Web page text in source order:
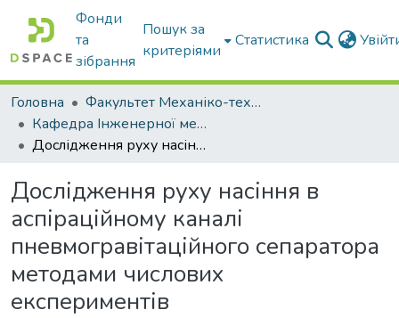
Фонди
та
зібрання
Пошук за
критеріями
Статистика
Головна
Факультет Механіко-технологічний
Кафедра Інженерної механіки та комп'ютерного проектування
Дослідження руху насіння в аспіраційному каналі пневмогравітаційного сепаратора методами числових експериментів
Дослідження руху насіння в
аспіраційному каналі
пневмогравітаційного сепаратора
методами числових
експериментів